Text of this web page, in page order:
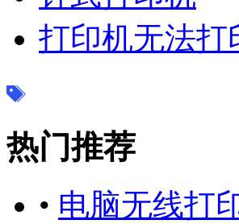
打印机无法打
热门推荐
• 电脑无线打